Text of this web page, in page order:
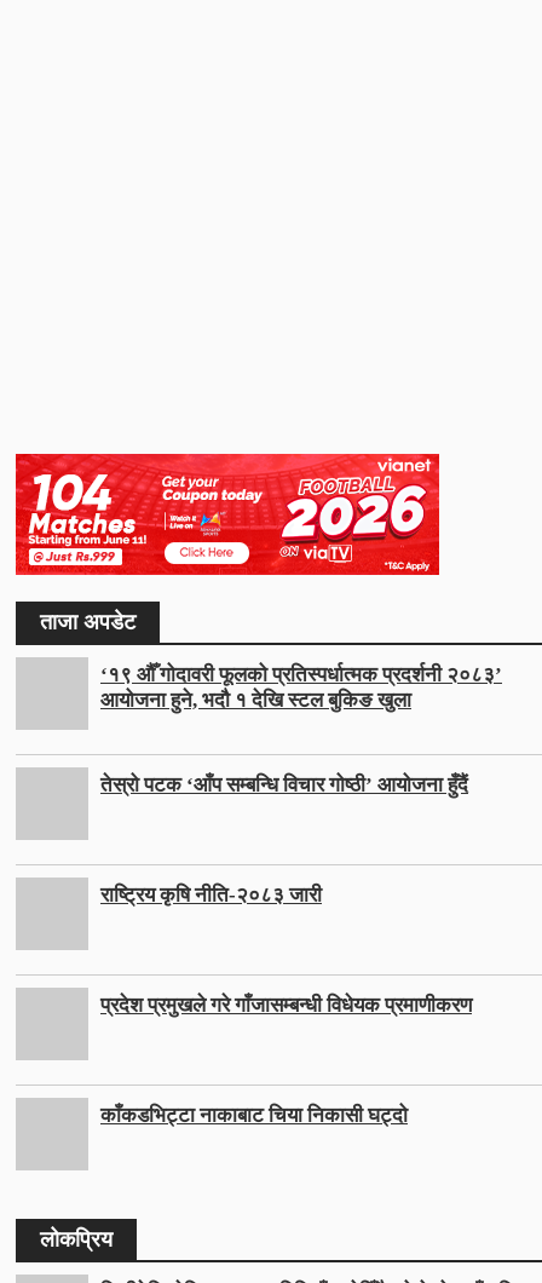
ताजा अपडेट
‘१९ औँ गोदावरी फूलको प्रतिस्पर्धात्मक प्रदर्शनी २०८३’
आयोजना हुने, भदौ १ देखि स्टल बुकिङ खुला
तेस्रो पटक ‘आँप सम्बन्धि विचार गोष्ठी’ आयोजना हुँदैं
राष्ट्रिय कृषि नीति-२०८३ जारी
प्रदेश प्रमुखले गरे गाँजासम्बन्धी विधेयक प्रमाणीकरण
काँकडभिट्टा नाकाबाट चिया निकासी घट्दो
लोकप्रिय